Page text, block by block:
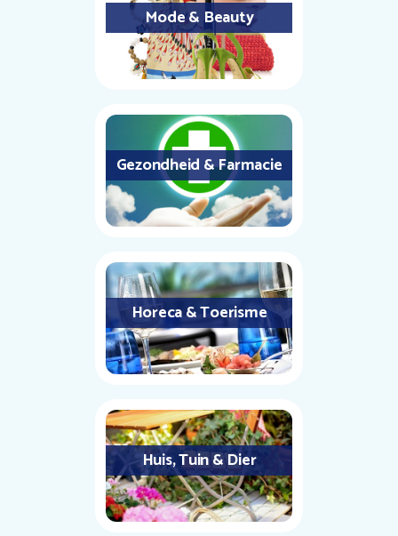
Mode & Beauty
Gezondheid & Farmacie
Horeca & Toerisme
Huis, Tuin & Dier